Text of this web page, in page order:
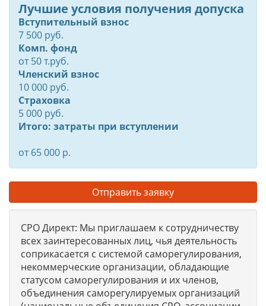
Лучшие условия получения допуска
Вступительный взнос
7 500 руб.
Комп. фонд
от50т.руб.
Членский взнос
10 000 руб.
Страховка
5 000 руб.
Итого: затраты при вступлении
от 65 000 р.
Отправить заявку
СРО Директ: Мы приглашаем к сотрудничеству
всех заинтересованных лиц, чья деятельность
соприкасается с системой саморегулирования,
некоммерческие организации, обладающие
статусом саморегулирования и их членов,
объединения саморегулируемых организаций